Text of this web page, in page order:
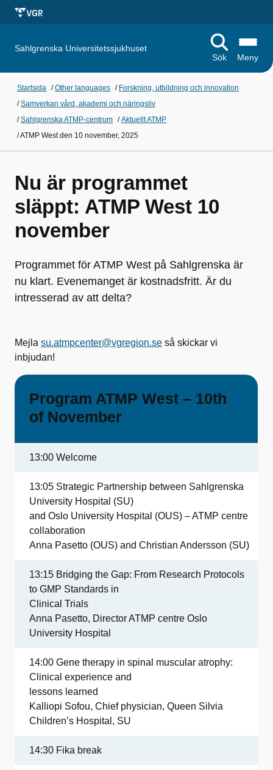
Sahlgrenska Universitetssjukhuset
Sök
Meny
Startsida /Other languages / Forskning, utbildning och innovation
/Samverkan vård, akademi och näringsliv
/Sahlgrenska ATMP-centrum /Aktuellt ATMP
/ATMP West den 10 november, 2025
Nu är programmet
släppt: ATMP West 10
november
Programmet för ATMP West på Sahlgrenska är
nu klart. Evenemanget är kostnadsfritt. Är du
intresserad av att delta?
Mejla su.atmpcenter@vgregion.se så skickar vi
inbjudan!
Program ATMP West – 10th
of November
13:00 Welcome
13:05 Strategic Partnership between Sahlgrenska
University Hospital (SU)
and Oslo University Hospital (OUS) – ATMP centre
collaboration
Anna Pasetto (OUS) and Christian Andersson (SU)
13:15 Bridging the Gap: From Research Protocols
to GMP Standards in
Clinical Trials
Anna Pasetto, Director ATMP centre Oslo
University Hospital
14:00 Gene therapy in spinal muscular atrophy:
Clinical experience and
lessons learned
Kalliopi Sofou, Chief physician, Queen Silvia
Children’s Hospital, SU
14:30 Fika break